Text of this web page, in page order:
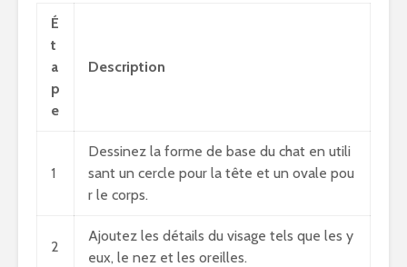
É
t
a
p
e
Description
1
Dessinez la forme de base du chat en utili
sant un cercle pour la tête et un ovale pou
r le corps.
2
Ajoutez les détails du visage tels que les y
eux, le nez et les oreilles.